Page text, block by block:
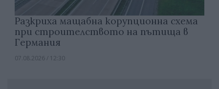
Разкриха мащабна корупционна схема
при строителството на пътища в
Германия
07.08.2026 / 12:30